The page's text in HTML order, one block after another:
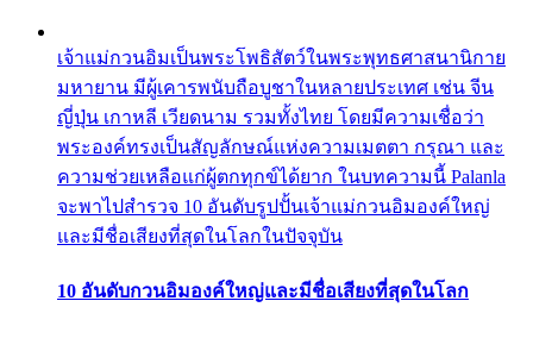
เจ้าแม่กวนอิมเป็นพระโพธิสัตว์ในพระพุทธศาสนานิกาย
มหายาน มีผู้เคารพนับถือบูชาในหลายประเทศ เช่น จีน
ญี่ปุ่น เกาหลี เวียดนาม รวมทั้งไทย โดยมีความเชื่อว่า
พระองค์ทรงเป็นสัญลักษณ์แห่งความเมตตา กรุณา และ
ความช่วยเหลือแก่ผู้ตกทุกข์ได้ยาก ในบทความนี้ Palanla
จะพาไปสำรวจ 10 อันดับรูปปั้นเจ้าแม่กวนอิมองค์ใหญ่
และมีชื่อเสียงที่สุดในโลกในปัจจุบัน
10 อันดับกวนอิมองค์ใหญ่และมีชื่อเสียงที่สุดในโลก